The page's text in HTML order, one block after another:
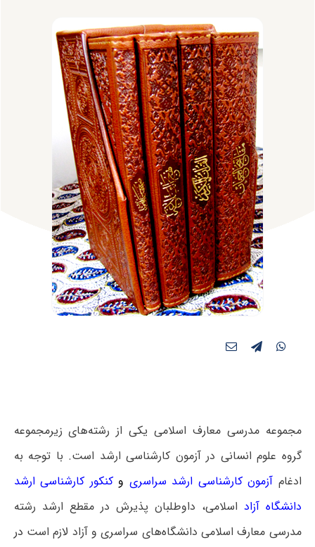
مجموعه مدرسی معارف اسلامی یکی از رشته‌های زیرمجموعه
گروه علوم انسانی در آزمون کارشناسی ارشد است. با توجه به
ادغام آزمون کارشناسی ارشد سراسری وکنکور کارشناسی ارشد
دانشگاه آزاد اسلامی، داوطلبان پذیرش در مقطع ارشد رشته
مدرسی معارف اسلامی دانشگاه‌های سراسری و آزاد لازم است در